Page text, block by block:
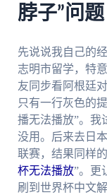
脖子”问题
先说说我自己的
志明市留学，特
友同步看阿根廷
只有一行灰色的
播无法播放”。我
没用。后来去日
联赛，结果同样
杯无法播放”。更
刷到世界杯中文